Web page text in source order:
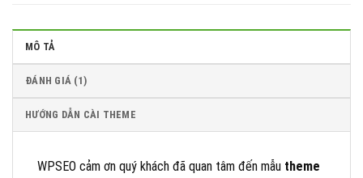
MÔ TẢ
ĐÁNH GIÁ (1)
HƯỚNG DẪN CÀI THEME
WPSEO cảm ơn quý khách đã quan tâm đến mẫu theme